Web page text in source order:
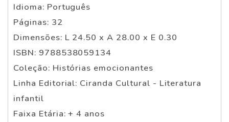
Idioma: Português
Páginas: 32
Dimensões: L 24.50 x A 28.00 x E 0.30
ISBN: 9788538059134
Coleção: Histórias emocionantes
Linha Editorial: Ciranda Cultural - Literatura
infantil
Faixa Etária: + 4 anos